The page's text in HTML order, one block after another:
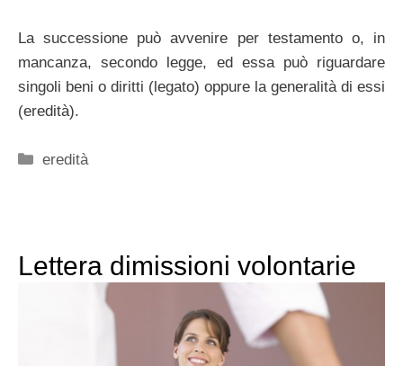
La successione può avvenire per testamento o, in
mancanza, secondo legge, ed essa può riguardare
singoli beni o diritti (legato) oppure la generalità di essi
(eredità).
Categorie
eredità
Lettera dimissioni volontarie